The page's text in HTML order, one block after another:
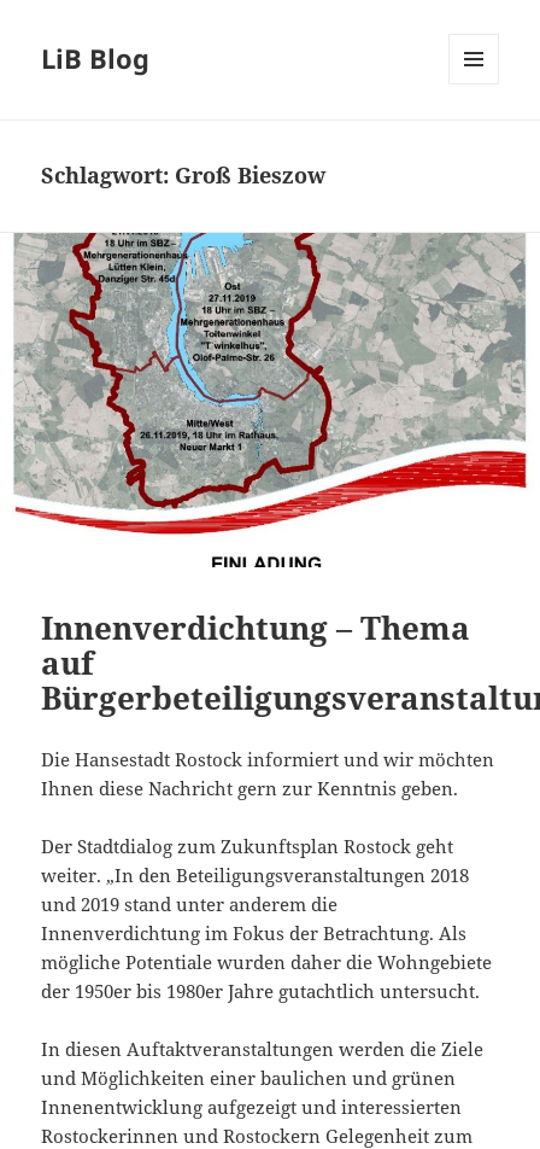
LiB Blog
Schlagwort: Groß Bieszow
Innenverdichtung – Thema
auf
Die Hansestadt Rostock informiert und wir möchten
Ihnen diese Nachricht gern zur Kenntnis geben.
Der Stadtdialog zum Zukunftsplan Rostock geht
weiter. „In den Beteiligungsveranstaltungen 2018
und 2019 stand unter anderem die
Innenverdichtung im Fokus der Betrachtung. Als
mögliche Potentiale wurden daher die Wohngebiete
der 1950er bis 1980er Jahre gutachtlich untersucht.
In diesen Auftaktveranstaltungen werden die Ziele
und Möglichkeiten einer baulichen und grünen
Innenentwicklung aufgezeigt und interessierten
Rostockerinnen und Rostockern Gelegenheit zum